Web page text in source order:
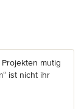
mutig
ist nicht ihr